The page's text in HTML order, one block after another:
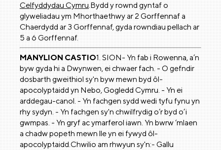
Celfyddydau Cymru.Bydd y rownd gyntaf o
glyweliadau ym Mhorthaethwy ar 2 Gorffennaf a
Chaerdydd ar 3 Gorffennaf, gyda rowndiau pellach ar
5 a 6 Gorffennaf.
MANYLION CASTIO1. SION- Yn fab i Rowenna, a’n
byw gyda hi a Dwynwen, ei chwaer fach. - O gefndir
dosbarth gweithiol sy'n byw mewn byd ôl-
apocolyptaidd yn Nebo, Gogledd Cymru. - Yn ei
arddegau-canol. - Yn fachgen sydd wedi tyfu fynu yn
rhy sydyn. - Yn fachgen sy'n chwilfrydig o’r byd o’i
gwmpas. - Yn gryf ac ymarferol iawn. Yn bwrw ‘mlaen
a chadw popeth mewn lle yn ei fywyd ôl-
apocolyptaidd.Chwilio am rhwyun sy'n:- Gallu